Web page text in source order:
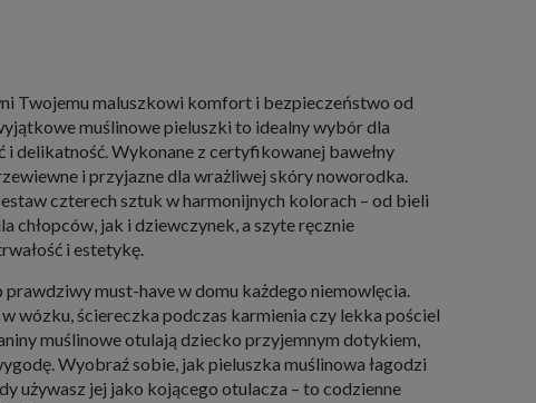
Twojemu maluszkowi komfort i bezpieczeństwo od
muślinowe pieluszki to idealny wybór dla
i delikatność. Wykonane z certyfikowanej bawełny
i przyjazne dla wrażliwej skóry noworodka.
czterech sztuk w harmonijnych kolorach – od bieli
chłopców, jak i dziewczynek, a szyte ręcznie
i estetykę.
prawdziwy must-have w domu każdego niemowlęcia.
wózku, ściereczka podczas karmienia czy lekka pościel
muślinowe otulają dziecko przyjemnym dotykiem,
Wyobraź sobie, jak pieluszka muślinowa łagodzi
używasz jej jako kojącego otulacza – to codzienne